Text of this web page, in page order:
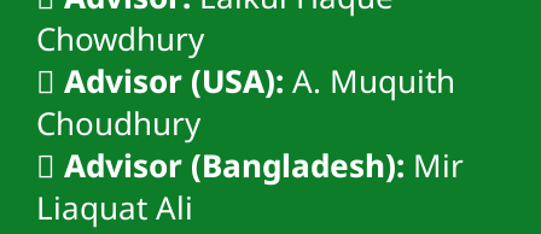
Chowdhury
Advisor (USA): A. Muquith
Choudhury
Advisor (Bangladesh): Mir
Liaquat Ali